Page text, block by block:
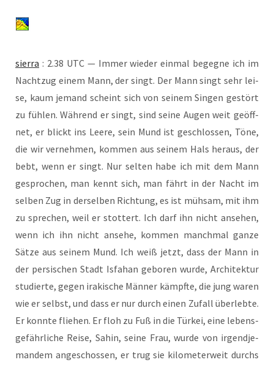
sier­ra : 2.38 UTC — Immer wie­der ein­mal begeg­ne ich im
Nacht­zug einem Mann, der singt. Der Mann singt sehr lei­
se, kaum jemand scheint sich von sei­nem Sin­gen gestört
zu füh­len. Wäh­rend er singt, sind sei­ne Augen weit geöff­
net, er blickt ins Lee­re, sein Mund ist geschlos­sen, Töne,
die wir ver­neh­men, kom­men aus sei­nem Hals her­aus, der
bebt, wenn er singt. Nur sel­ten habe ich mit dem Mann
gespro­chen, man kennt sich, man fährt in der Nacht im
sel­ben Zug in der­sel­ben Rich­tung, es ist müh­sam, mit ihm
zu spre­chen, weil er stot­tert. Ich darf ihn nicht anse­hen,
wenn ich ihn nicht anse­he, kom­men manch­mal gan­ze
Sät­ze aus sei­nem Mund. Ich weiß jetzt, dass der Mann in
der per­si­schen Stadt Isfa­han gebo­ren wur­de, Archi­tek­tur
stu­dier­te, gegen ira­ki­sche Män­ner kämpf­te, die jung waren
wie er selbst, und dass er nur durch einen Zufall über­leb­te.
Er konn­te flie­hen. Er floh zu Fuß in die Tür­kei, eine lebens­
ge­fähr­li­che Rei­se, Sahin, sei­ne Frau, wur­de von irgend­je­
man­dem ange­schos­sen, er trug sie kilo­me­ter­weit durchs